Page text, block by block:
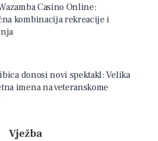
Casino Online:
kombinacija rekreacije i
donosi novi spektakl: Velika
imena na veteranskome
Vježba